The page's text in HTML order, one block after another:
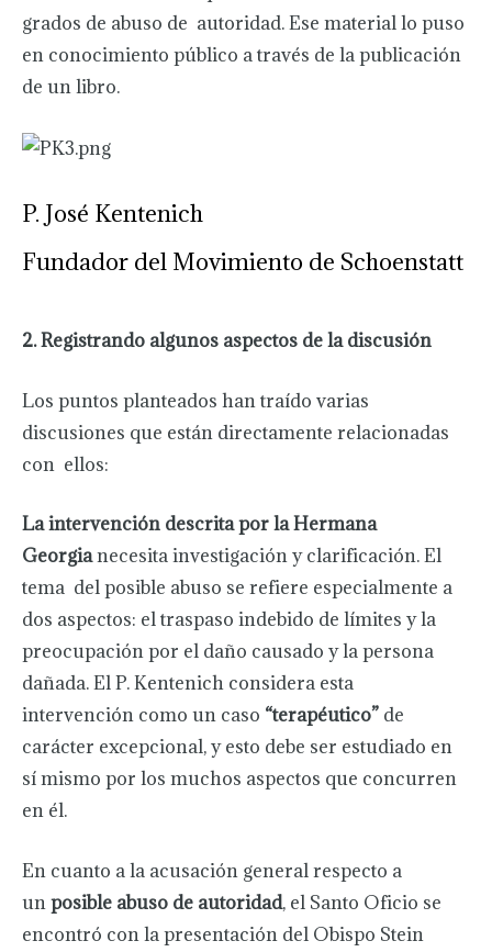
grados de abuso de autoridad. Ese material lo puso
en conocimiento público a través de la publicación
de un libro.
P. José Kentenich
Fundador del Movimiento de Schoenstatt
2.Registrando algunos aspectos de la discusión
Los puntos planteados han traído varias
discusiones que están directamente relacionadas
con ellos:
La intervención descrita por la Hermana
Georgianecesita investigación y clarificación. El
tema del posible abuso se refiere especialmente a
dos aspectos: el traspaso indebido de límites y la
preocupación por el daño causado y la persona
dañada. El P. Kentenich considera esta
intervención como un caso “terapéutico” de
carácter excepcional, y esto debe ser estudiado en
sí mismo por los muchos aspectos que concurren
en él.
En cuanto a la acusación general respecto a
unposible abuso de autoridad, el Santo Oficio se
encontró con la presentación del Obispo Stein